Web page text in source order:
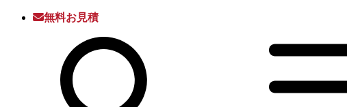
無料お見積